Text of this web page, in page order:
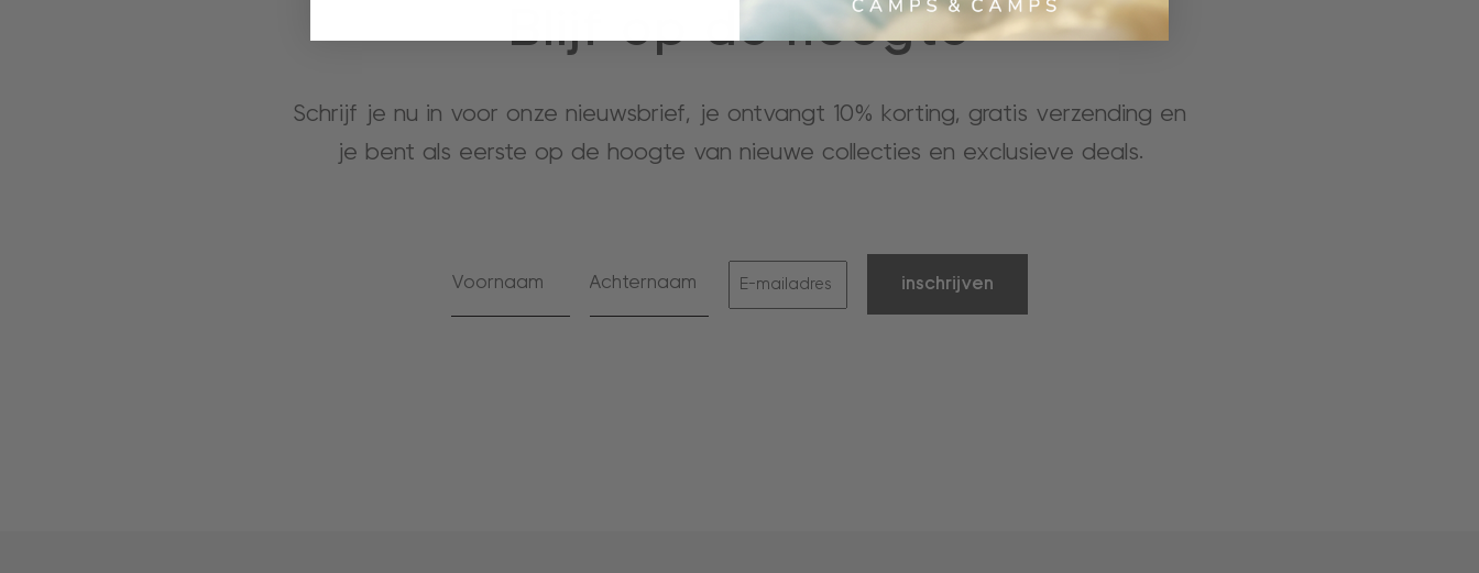
Blijf op de hoogte
Schrijf je nu in voor onze nieuwsbrief, je ontvangt 10% korting, gratis verzending en
je bent als eerste op de hoogte van nieuwe collecties en exclusieve deals.
inschrijven